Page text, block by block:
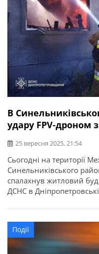
В
удару FPV-дроном
25 вересня 2025, 21:54
Сьогодні на території
Синельниківського
спалахнув житловий
ДСНС в
будинку на загальній
травмованих немає.
Події